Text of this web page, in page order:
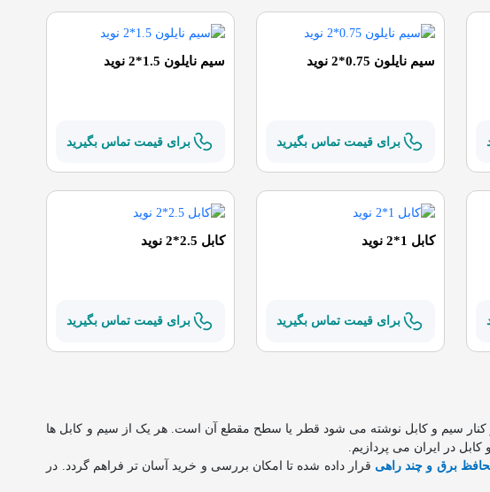
سیم نایلون 0.75*2 نوید
برای قیمت تماس بگیرید
سیم نایلون 1.5*2 نوید
برای قیمت تماس بگیرید
کابل 1*2 نوید
برای قیمت تماس بگیرید
کابل 2.5*2 نوید
برای قیمت تماس بگیرید
سیم و کابل نوشته می شود قطر یا سطح مقطع آن است. هر یک از سیم و کابل ها
در ایران می پردازیم.
برق و چند راهی قرار داده شده تا امکان بررسی و خرید آسان تر فراهم گردد. در